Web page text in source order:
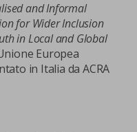
and Informal
for Wider Inclusion
in Local and Global
Europea
in Italia da ACRA